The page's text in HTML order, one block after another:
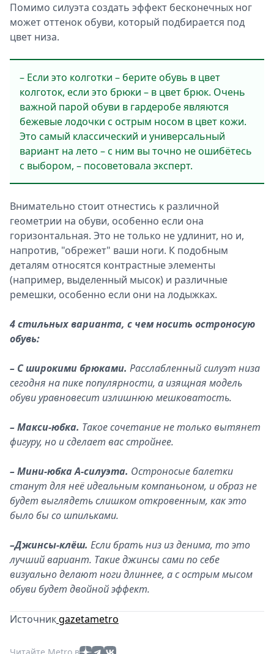
Помимо силуэта создать эффект бесконечных ног
может оттенок обуви, который подбирается под
цвет низа.
– Если это колготки – берите обувь в цвет
колготок, если это брюки – в цвет брюк. Очень
важной парой обуви в гардеробе являются
бежевые лодочки с острым носом в цвет кожи.
Это самый классический и универсальный
вариант на лето – с ним вы точно не ошибётесь
с выбором, – посоветовала эксперт.
Внимательно стоит отнестись к различной
геометрии на обуви, особенно если она
горизонтальная. Это не только не удлинит, но и,
напротив, "обрежет" ваши ноги. К подобным
деталям относятся контрастные элементы
(например, выделенный мысок) и различные
ремешки, особенно если они на лодыжках.
4 стильных варианта, с чем носить остроносую
обувь:
– С широкими брюками. Расслабленный силуэт низа
сегодня на пике популярности, а изящная модель
обуви уравновесит излишнюю мешковатость.
– Макси-юбка. Такое сочетание не только вытянет
фигуру, но и сделает вас стройнее.
– Мини-юбка А-силуэта. Остроносые балетки
станут для неё идеальным компаньоном, и образ не
будет выглядеть слишком откровенным, как это
было бы со шпильками.
–Джинсы-клёш. Если брать низ из денима, то это
лучший вариант. Такие джинсы сами по себе
визуально делают ноги длиннее, а с острым мысом
обуви будет двойной эффект.
Источникgazetametro